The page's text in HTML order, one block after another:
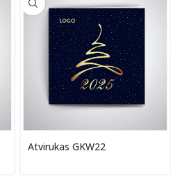
Atvirukas GKW22